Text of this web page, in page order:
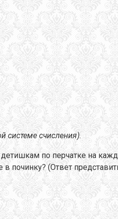
системе счисления).
по перчатке на
починку? (Ответ